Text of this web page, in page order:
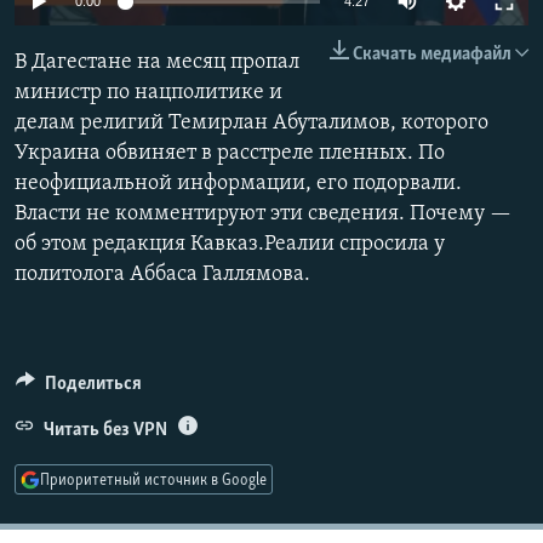
РАСПИСАНИЕ ВЕЩАНИЯ
ПОДПИШИТЕСЬ НА РАССЫЛКУ
СОЦИАЛЬНЫЕ СЕТИ
Auto 240p
720p 1080p
480p
1080p
Скачать медиафайл
В Дагестане на месяц пропал
министр по нацполитике и
делам религий Темирлан Абуталимов, которого
Украина обвиняет в расстреле пленных. По
неофициальной информации, его подорвали.
Власти не комментируют эти сведения. Почему —
об этом редакция Кавказ.Реалии спросила у
политолога Аббаса Галлямова.
Поделиться
Читать без VPN
Приоритетный источник в Google